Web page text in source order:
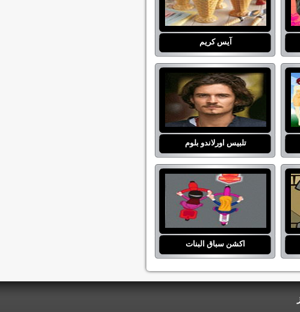
آيس كريم
تلبيس اورلاندو بلوم
اكشن سباق البنات